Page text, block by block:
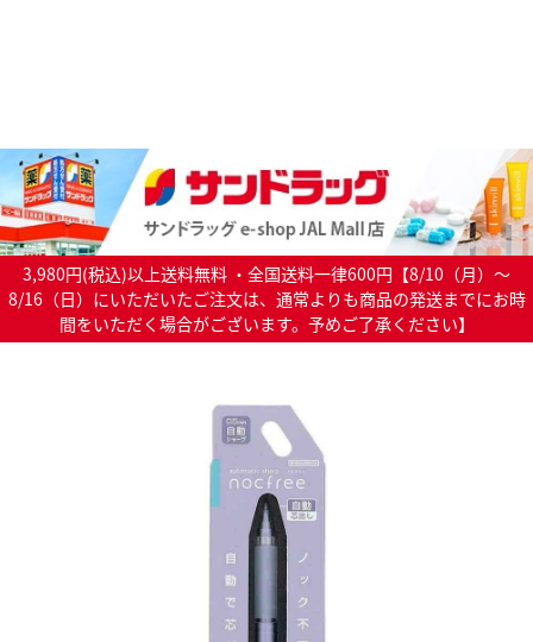
3,980円(税込)以上送料無料 ・全国送料一律600円【8/10（月）～
8/16（日）にいただいたご注文は、通常よりも商品の発送までにお時
間をいただく場合がございます。予めご了承ください】